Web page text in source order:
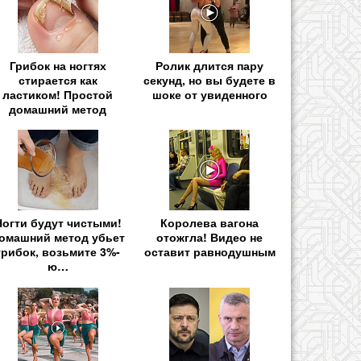
Грибок на ногтях
стирается как
ластиком! Простой
домашний метод
Ролик длится пару
секунд, но вы будете в
шоке от увиденного
будут чистыми!
метод убьет
возьмите 3%-
ю…
Королева вагона
отожгла! Видео не
оставит равнодушным